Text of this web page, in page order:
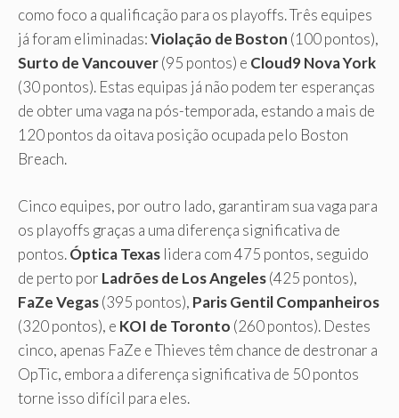
como foco a qualificação para os playoffs. Três equipes
já foram eliminadas:Violação de Boston (100 pontos),
Surto de Vancouver(95 pontos) e Cloud9 Nova York
(30 pontos). Estas equipas já não podem ter esperanças
de obter uma vaga na pós-temporada, estando a mais de
120 pontos da oitava posição ocupada pelo Boston
Breach.
Cinco equipes, por outro lado, garantiram sua vaga para
os playoffs graças a uma diferença significativa de
pontos.Óptica Texas lidera com 475 pontos, seguido
de perto por Ladrões de Los Angeles(425 pontos),
FaZe Vegas(395 pontos), Paris Gentil Companheiros
(320 pontos), e KOI de Toronto (260 pontos). Destes
cinco, apenas FaZe e Thieves têm chance de destronar a
OpTic, embora a diferença significativa de 50 pontos
torne isso difícil para eles.